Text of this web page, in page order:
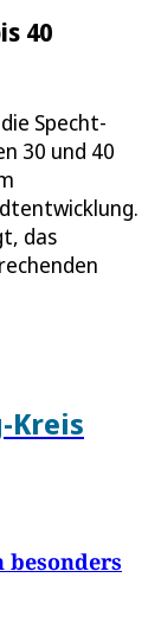
40
Specht-
30 und 40
das
Kreis
besonders